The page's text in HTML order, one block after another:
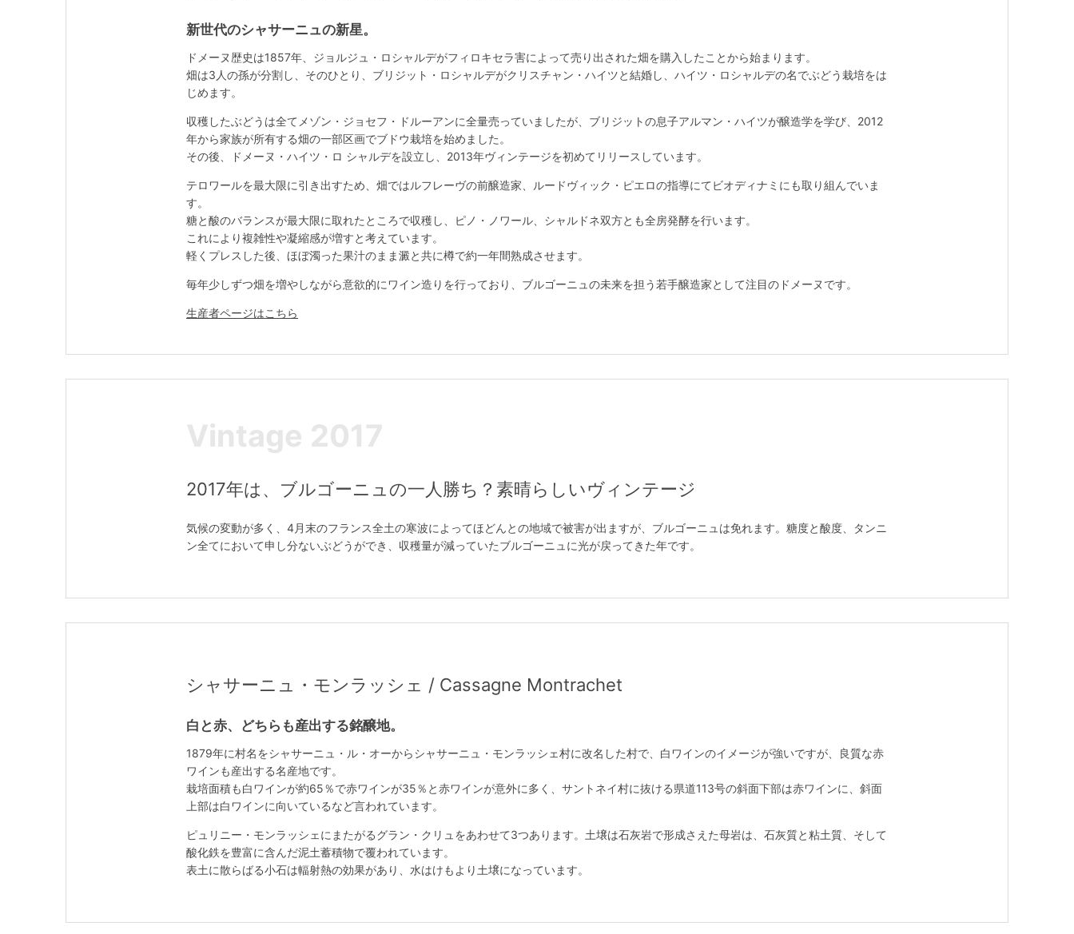
新世代のシャサーニュの新星。
ドメーヌ歴史は1857年、ジョルジュ・ロシャルデがフィロキセラ害によって売り出された畑を購入したことから始まります。
畑は3人の孫が分割し、そのひとり、ブリジット・ロシャルデがクリスチャン・ハイツと結婚し、ハイツ・ロシャルデの名でぶどう栽培をは
じめます。
収穫したぶどうは全てメゾン・ジョセフ・ドルーアンに全量売っていましたが、ブリジットの息子アルマン・ハイツが醸造学を学び、2012
年から家族が所有する畑の一部区画でブドウ栽培を始めました。
その後、ドメーヌ・ハイツ・ロ シャルデを設立し、2013年ヴィンテージを初めてリリースしています。
テロワールを最大限に引き出すため、畑ではルフレーヴの前醸造家、ルードヴィック・ピエロの指導にてビオディナミにも取り組んでいま
す。
糖と酸のバランスが最大限に取れたところで収穫し、ピノ・ノワール、シャルドネ双方とも全房発酵を行います。
これにより複雑性や凝縮感が増すと考えています。
軽くプレスした後、ほぼ濁った果汁のまま澱と共に樽で約一年間熟成させます。
毎年少しずつ畑を増やしながら意欲的にワイン造りを行っており、ブルゴーニュの未来を担う若手醸造家として注目のドメーヌです。
生産者ページはこちら
Vintage 2017
2017年は、ブルゴーニュの一人勝ち？素晴らしいヴィンテージ
気候の変動が多く、4月末のフランス全土の寒波によってほどんとの地域で被害が出ますが、ブルゴーニュは免れます。糖度と酸度、タンニ
ン全てにおいて申し分ないぶどうができ、収穫量が減っていたブルゴーニュに光が戻ってきた年です。
シャサーニュ・モンラッシェ / Cassagne Montrachet
白と赤、どちらも産出する銘醸地。
1879年に村名をシャサーニュ・ル・オーからシャサーニュ・モンラッシェ村に改名した村で、白ワインのイメージが強いですが、良質な赤
ワインも産出する名産地です。
栽培面積も白ワインが約65％で赤ワインが35％と赤ワインが意外に多く、サントネイ村に抜ける県道113号の斜面下部は赤ワインに、斜面
上部は白ワインに向いているなど言われています。
ピュリニー・モンラッシェにまたがるグラン・クリュをあわせて3つあります。土壌は石灰岩で形成さえた母岩は、石灰質と粘土質、そして
酸化鉄を豊富に含んだ泥土蓄積物で覆われています。
表土に散らばる小石は輻射熱の効果があり、水はけもより土壌になっています。